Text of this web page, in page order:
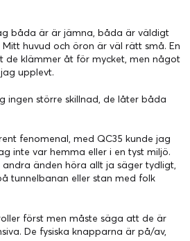
OCH LÄTT DESIGN
RÖSTSTYRNING*
båda är är jämna, båda är väldigt
huvud och öron är väl rätt små. En
de klämmer åt för mycket, men något
upplevt.
ingen större skillnad, de låter båda
fenomenal, med QC35 kunde jag
inte var hemma eller i en tyst miljö.
änden höra allt ja säger tydligt,
tunnelbanan eller stan med folk
först men måste säga att de är
De fysiska knapparna är på/av,